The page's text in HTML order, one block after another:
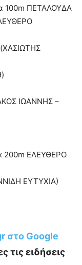
100m ΠΕΤΑΛΟΥΔΑ
ΙΩΑΝΝΗΣ –
200m ΕΛΕΥΘΕΡΟ
ΕΥΤΥΧΙΑ)
στο Google
τις ειδήσεις